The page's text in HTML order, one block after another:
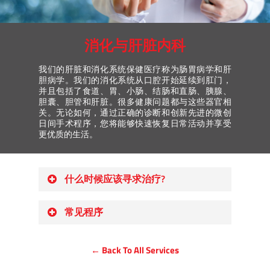
消化与肝脏内科
我们的肝脏和消化系统保健医疗称为肠胃病学和肝
胆病学。我们的消化系统从口腔开始延续到肛门，
并且包括了食道、胃、小肠、结肠和直肠、胰腺、
胆囊、胆管和肝脏。很多健康问题都与这些器官相
关。无论如何，通过正确的诊断和创新先进的微创
日间手术程序，您将能够快速恢复日常活动并享受
更优质的生活。
什么时候应该寻求治疗?
结直肠癌筛查。
如果您经常感觉胃灼热。
常见程序
包括/不包括息肉切除术的结肠镜检查
← Back To All Services